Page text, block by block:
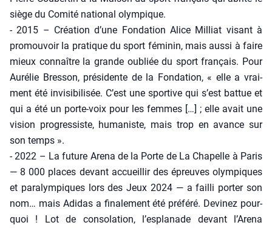
siège du Comi­té natio­nal olym­pique.
- 2015 – Créa­tion d’une Fon­da­tion Alice Mil­liat visant à
pro­mou­voir la pra­tique du sport fémi­nin, mais aus­si à faire
mieux connaître la grande oubliée du sport fran­çais. Pour
Auré­lie Bres­son, pré­si­dente de la Fon­da­tion, « elle a vrai­
ment été invi­si­bi­li­sée. C’est une spor­tive qui s’est bat­tue et
qui a été un porte-voix pour les femmes […] ; elle avait une
vision pro­gres­siste, huma­niste, mais trop en avance sur
son temps ».
- 2022 – La future Are­na de la Porte de La Cha­pelle à Paris
— 8 000 places devant accueillir des épreuves olym­piques
et para­lym­piques lors des Jeux 2024 — a failli por­ter son
nom… mais Adi­das a fina­le­ment été pré­fé­ré. Devi­nez pour­
quoi ! Lot de conso­la­tion, l’esplanade devant l’Arena